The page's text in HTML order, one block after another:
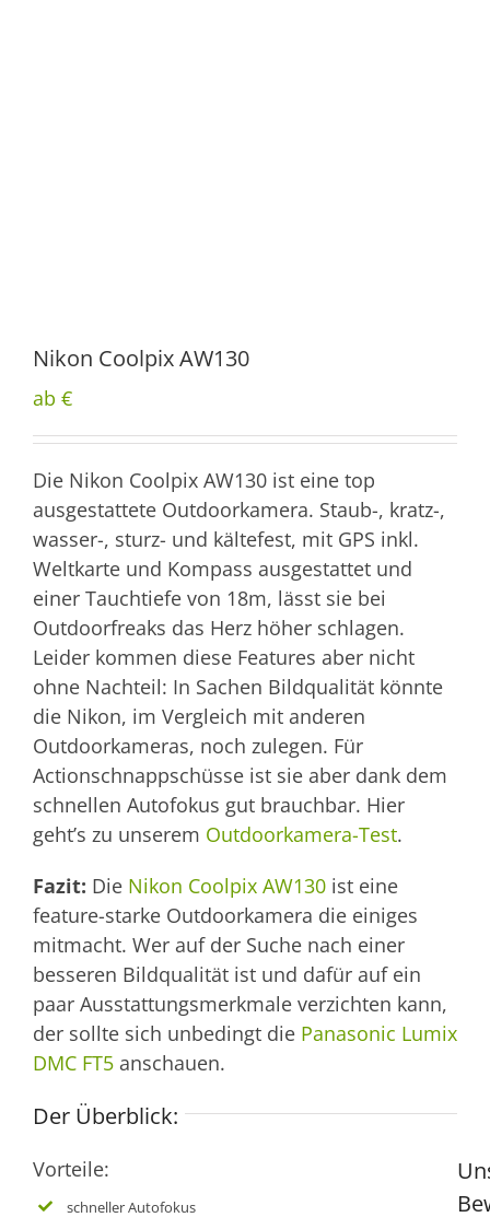
Nikon Coolpix AW130
ab €
Die Nikon Coolpix AW130 ist eine top
ausgestattete Outdoorkamera. Staub-, kratz-,
wasser-, sturz- und kältefest, mit GPS inkl.
Weltkarte und Kompass ausgestattet und
einer Tauchtiefe von 18m, lässt sie bei
Outdoorfreaks das Herz höher schlagen.
Leider kommen diese Features aber nicht
ohne Nachteil: In Sachen Bildqualität könnte
die Nikon, im Vergleich mit anderen
Outdoorkameras, noch zulegen. Für
Actionschnappschüsse ist sie aber dank dem
schnellen Autofokus gut brauchbar. Hier
geht’s zu unserem Outdoorkamera-Test.
Fazit: Die Nikon Coolpix AW130 ist eine
feature-starke Outdoorkamera die einiges
mitmacht. Wer auf der Suche nach einer
besseren Bildqualität ist und dafür auf ein
paar Ausstattungsmerkmale verzichten kann,
der sollte sich unbedingt die Panasonic Lumix
DMC FT5 anschauen.
Der Überblick:
Vorteile:
schneller Autofokus